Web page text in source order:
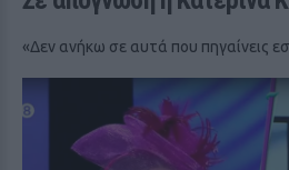
«Δεν ανήκω σε αυτά που πηγαίνεις